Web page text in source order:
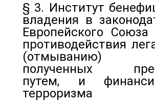
§ 3. Институт
владения в
Европейского
противодействия
(отмыванию)
полученных
путем, и
терроризма